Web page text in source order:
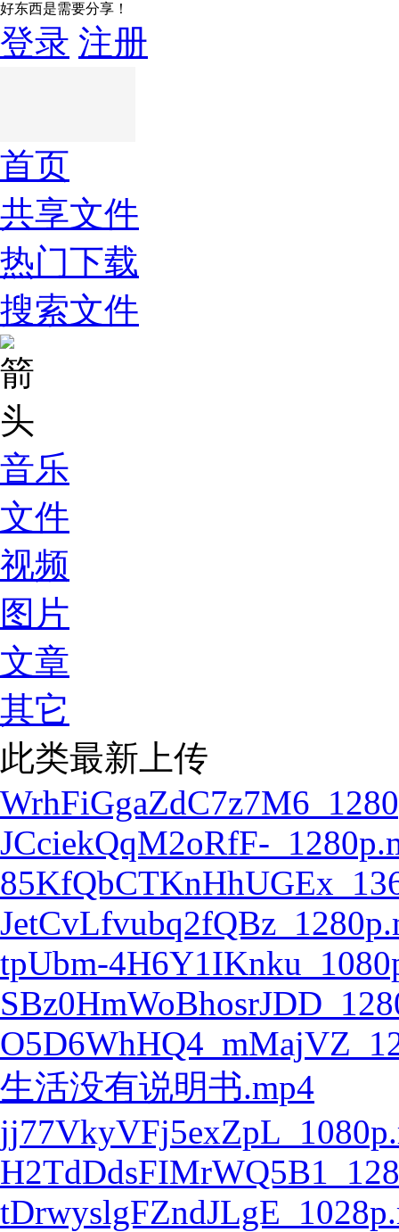
好东西是需要分享！
登录 注册
首页
共享文件
热门下载
搜索文件
音乐
文件
视频
图片
文章
其它
此类最新上传
JCciekQqM2oRfF-
tpUbm-
生活没有说明书.mp4